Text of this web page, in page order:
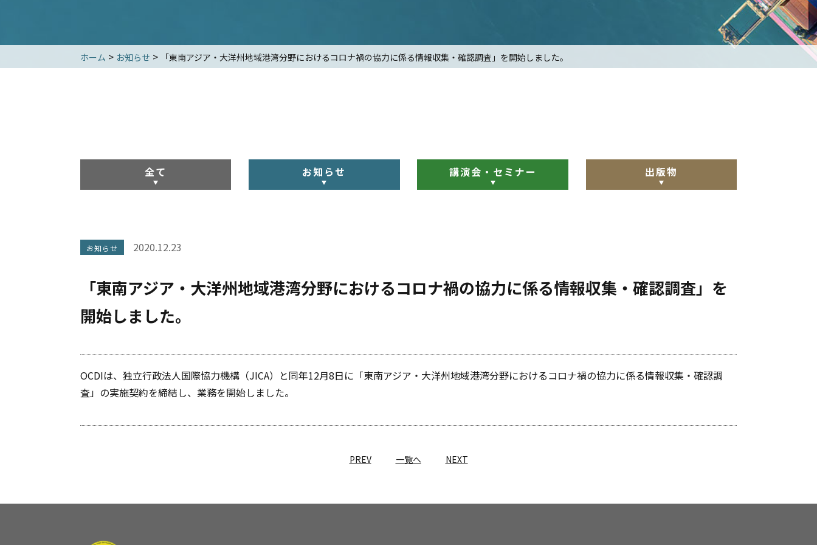
ホーム > お知らせ > 「東南アジア・大洋州地域港湾分野におけるコロナ禍の協力に係る情報収集・確認調査」を開始しました。
全て お知らせ 講演会・セミナー 出版物
お知らせ 2020.12.23
「東南アジア・大洋州地域港湾分野におけるコロナ禍の協力に係る情報収集・確認調査」を
開始しました。
OCDIは、独立行政法人国際協力機構（JICA）と同年12月8日に「東南アジア・大洋州地域港湾分野におけるコロナ禍の協力に係る情報収集・確認調
査」の実施契約を締結し、業務を開始しました。
PREV 一覧へ NEXT